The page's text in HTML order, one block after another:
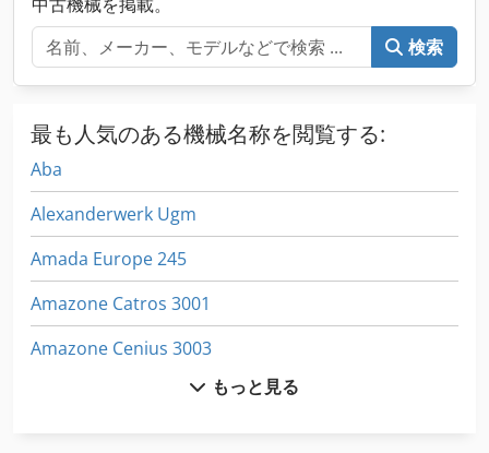
検索
最も人気のある機械名称を閲覧する:
Aba
Alexanderwerk Ugm
Amada Europe 245
Amazone Catros 3001
Amazone Cenius 3003
もっと見る